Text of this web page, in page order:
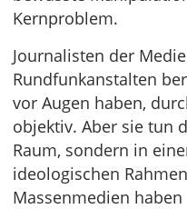
Kernproblem.
Journalisten der
Rundfunkanstalten
vor Augen haben,
objektiv. Aber sie tun
Raum, sondern in
ideologischen
Massenmedien